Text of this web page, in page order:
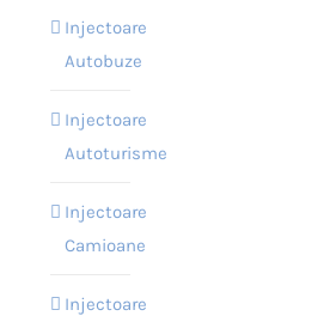
Injectoare
Autobuze
Injectoare
Autoturisme
Injectoare
Camioane
Injectoare